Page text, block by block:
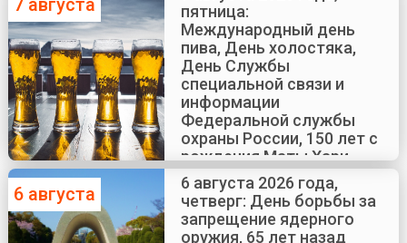
7 августа
пятница:
Международный день
пива, День холостяка,
День Службы
специальной связи и
информации
Федеральной службы
охраны России, 150 лет с
рождения Маты Хари
6 августа
6 августа 2026 года,
четверг: День борьбы за
запрещение ядерного
оружия, 65 лет назад